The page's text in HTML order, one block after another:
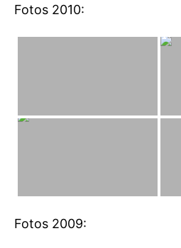
Fotos 2010:
Fotos 2009: